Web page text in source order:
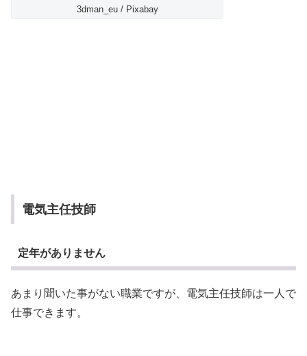
3dman_eu / Pixabay
電気主任技師
定年がありません
あまり聞いた事がない職業ですが、電気主任技師は一人で
仕事できます。